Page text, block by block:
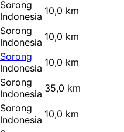
Sorong
Indonesia 10,0 km
Sorong
Indonesia 10,0 km
Sorong
Indonesia 10,0 km
Sorong
Indonesia 35,0 km
Sorong
Indonesia 10,0 km